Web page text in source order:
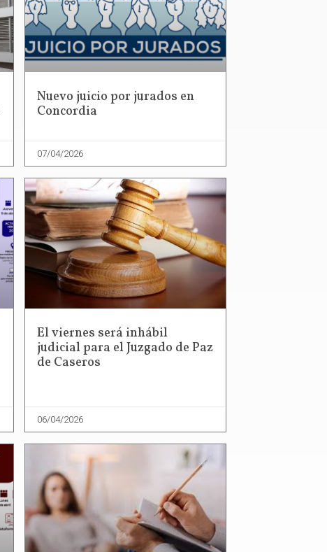
Nuevo juicio por jurados en
Concordia
07/04/2026
El viernes será inhábil
judicial para el Juzgado de Paz
de Caseros
06/04/2026